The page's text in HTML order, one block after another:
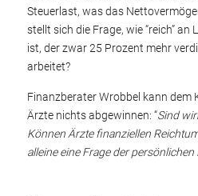
Steuerlast, was das
stellt sich die Frage, wie “reich”
ist, der zwar 25 Prozent mehr
arbeitet?
Finanzberater Wrobbel kann dem
Ärzte nichts abgewinnen: “Sind
Können Ärzte finanziellen
alleine eine Frage der persönlichen